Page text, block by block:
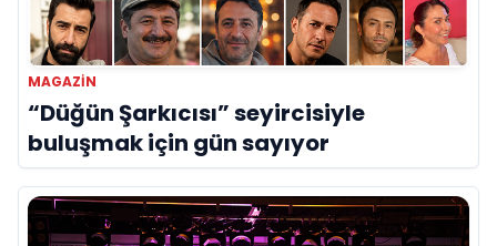
MAGAZIN
“Düğün Şarkıcısı” seyircisiyle
buluşmak için gün sayıyor